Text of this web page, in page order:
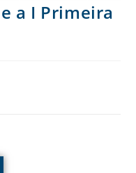
a I Primeira